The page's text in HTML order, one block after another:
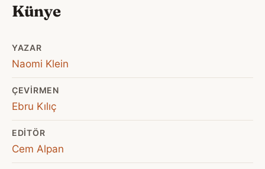
Künye
YAZAR
Naomi Klein
ÇEVIRMEN
Ebru Kılıç
EDITÖR
Cem Alpan